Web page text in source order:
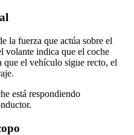
la fuerza que actúa sobre el
volante indica que el coche
que el vehículo sigue recto, el
está respondiendo